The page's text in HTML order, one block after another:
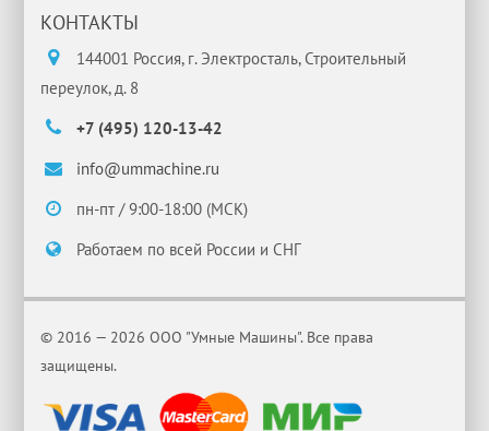
КОНТАКТЫ
144001 Россия, г. Электросталь, Строительный
переулок, д. 8
+7 (495) 120-13-42
info@ummachine.ru
пн-пт / 9:00-18:00 (МСК)
Работаем по всей России и СНГ
© 2016 — 2026 ООО "Умные Машины". Все права
защищены.